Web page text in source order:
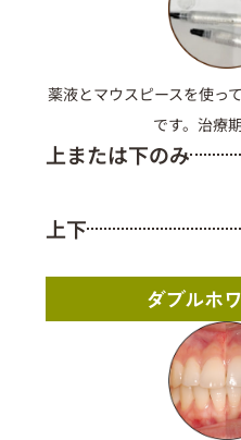
薬液とマウスピースを使っ
です。治療
上または下のみ
上下
ダブルホ